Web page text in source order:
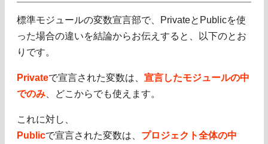
標準モジュールの変数宣言部で、PrivateとPublicを使
った場合の違いを結論からお伝えすると、以下のとお
りです。
Privateで宣言された変数は、 宣言したモジュールの中
でのみ 、どこからでも使えます。
これに対し、
Publicで宣言された変数は、 プロジェクト全体の中